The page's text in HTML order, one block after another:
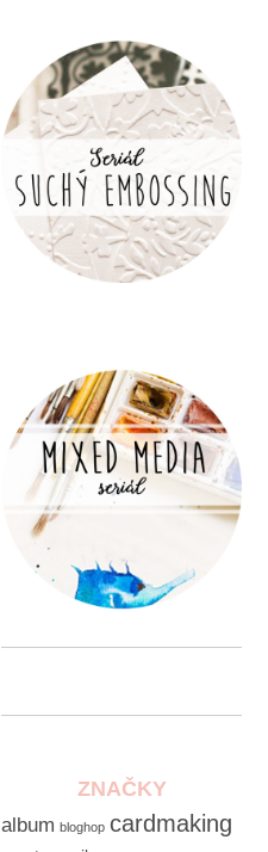
ZNAČKY
album bloghop cardmaking